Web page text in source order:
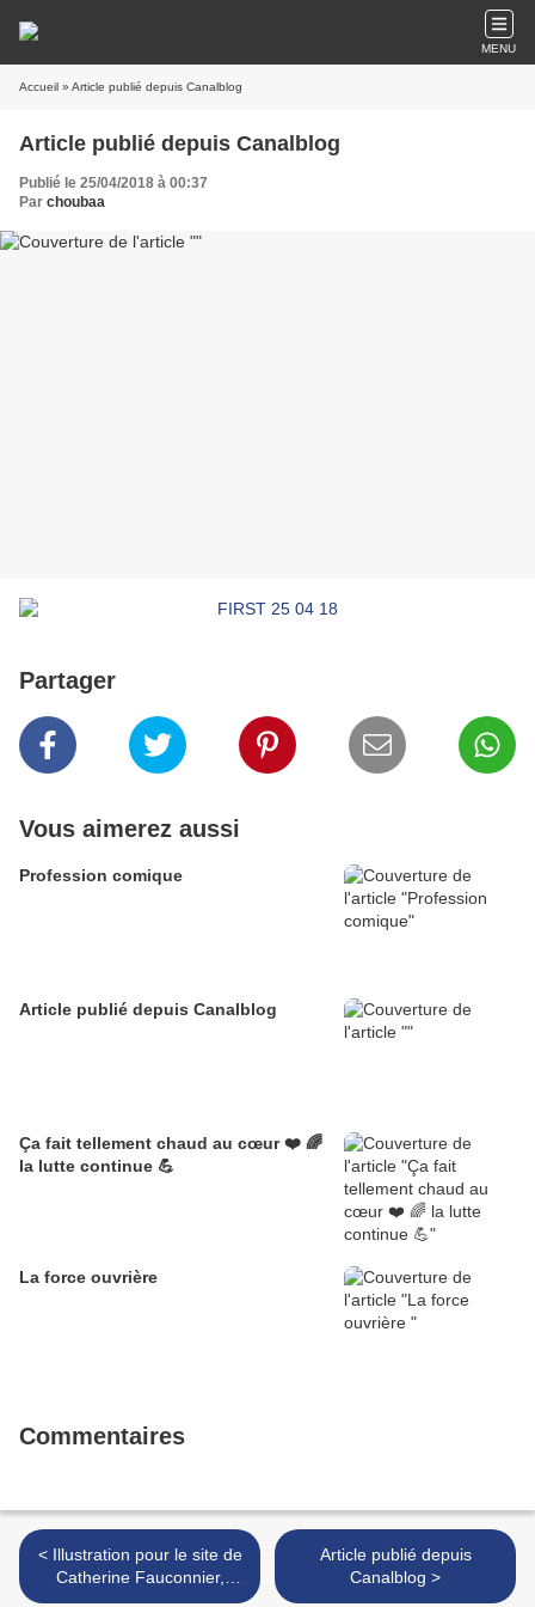
MENU
Accueil » Article publié depuis Canalblog
Article publié depuis Canalblog
Publié le 25/04/2018 à 00:37
Par choubaa
Partager
Vous aimerez aussi
Profession comique
Article publié depuis Canalblog
Ça fait tellement chaud au cœur ❤️ 🌈
la lutte continue 💪
La force ouvrière
Commentaires
< Illustration pour le site de
Catherine Fauconnier,
thérapeute créatrice de la
Article publié depuis
Canalblog >